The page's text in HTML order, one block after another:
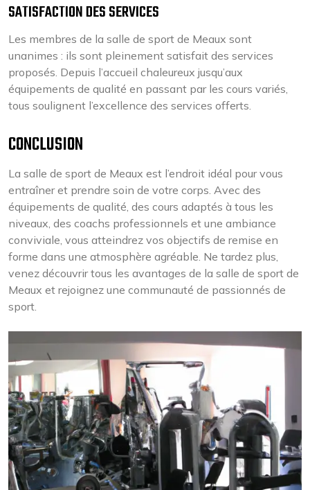
SATISFACTION DES SERVICES
Les membres de la salle de sport de Meaux sont
unanimes : ils sont pleinement satisfait des services
proposés. Depuis l’accueil chaleureux jusqu’aux
équipements de qualité en passant par les cours variés,
tous soulignent l’excellence des services offerts.
CONCLUSION
La salle de sport de Meaux est l’endroit idéal pour vous
entraîner et prendre soin de votre corps. Avec des
équipements de qualité, des cours adaptés à tous les
niveaux, des coachs professionnels et une ambiance
conviviale, vous atteindrez vos objectifs de remise en
forme dans une atmosphère agréable. Ne tardez plus,
venez découvrir tous les avantages de la salle de sport de
Meaux et rejoignez une communauté de passionnés de
sport.